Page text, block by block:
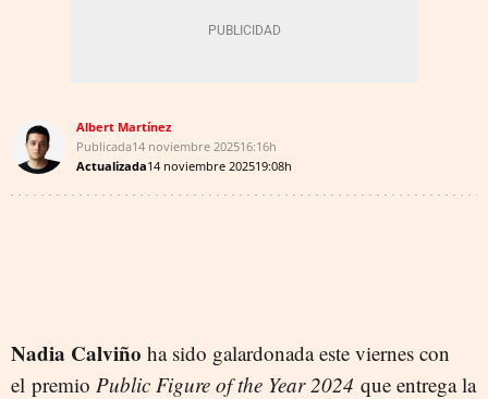
Albert Martínez
Publicada14 noviembre 202516:16h
Actualizada14 noviembre 202519:08h
Nadia Calviño ha sido galardonada este viernes con
el premio Public Figure of the Year 2024 que entrega la